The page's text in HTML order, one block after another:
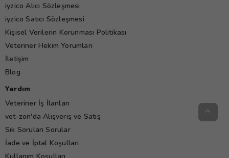
iyzico Alıcı Sözleşmesi
iyzico Satıcı Sözleşmesi
Kişisel Verilerin Korunması Politikası
Veteriner Hekim Yorumları
İletişim
Blog
Yardım
Veteriner İş İlanları
vet-zon'da Alışveriş ve Satış
Sık Sorulan Sorular
İade ve İptal Koşulları